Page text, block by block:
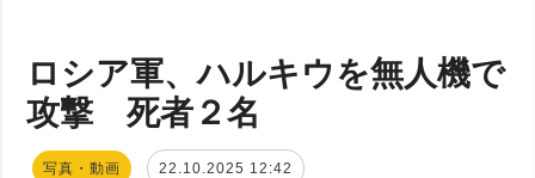
ロシア軍、ハルキウを無人機で
攻撃 死者２名
写真・動画 22.10.2025 12:42